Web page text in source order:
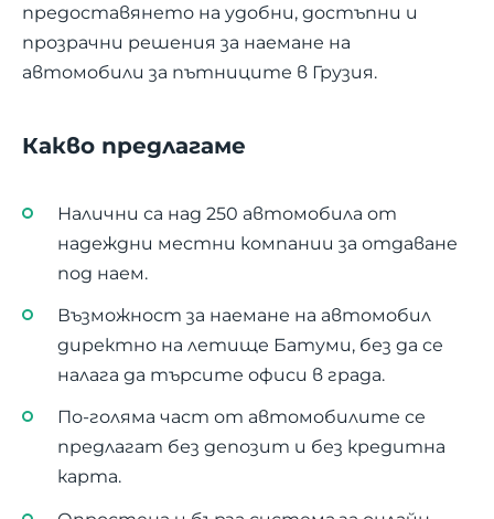
предоставянето на удобни, достъпни и
прозрачни решения за наемане на
автомобили за пътниците в Грузия.
Какво предлагаме
Налични са над 250 автомобила от
надеждни местни компании за отдаване
под наем.
Възможност за наемане на автомобил
директно на летище Батуми, без да се
налага да търсите офиси в града.
По-голяма част от автомобилите се
предлагат без депозит и без кредитна
карта.